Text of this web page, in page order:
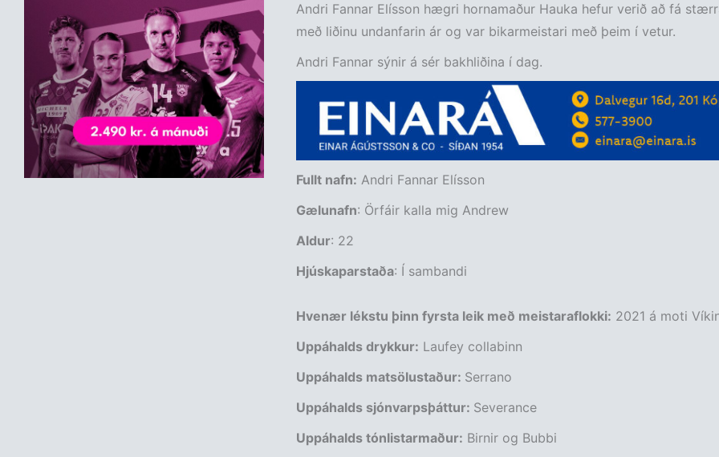
Andri Fannar Elísson hægri hornamaður Hauka hefur verið að fá
með liðinu undanfarin ár og var bikarmeistari með þeim í vetur.
Andri Fannar sýnir á sér bakhliðina í dag.
Fullt nafn: Andri Fannar Elísson
Gælunafn: Örfáir kalla mig Andrew
Aldur: 22
Hjúskaparstaða: Í sambandi
Hvenær lékstu þinn fyrsta leik með meistaraflokki: 2021 á moti
Uppáhalds drykkur: Laufey collabinn
Uppáhalds matsölustaður: Serrano
Uppáhalds sjónvarpsþáttur: Severance
Uppáhalds tónlistarmaður: Birnir og Bubbi